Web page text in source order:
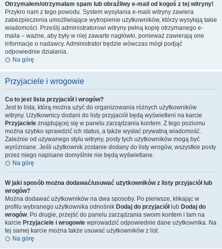
Otrzymałem/otrzymałam spam lub obraźliwy e-mail od kogoś z tej witryny!
Przykro nam z tego powodu. System wysyłania e-maili witryny zawiera
zabezpieczenia umożliwiające wytropienie użytkowników, którzy wysyłają takie
wiadomości. Prześlij administratorowi witryny pełną kopię otrzymanego e-
maila – ważne, aby były w niej zawarte nagłówki, ponieważ zawierają one
informacje o nadawcy. Administrator będzie wówczas mógł podjąć
odpowiednie działania.
Na górę
Przyjaciele i wrogowie
Co to jest lista przyjaciół i wrogów?
Jest to lista, którą można użyć do organizowania różnych użytkowników
witryny. Użytkownicy dodani do listy przyjaciół będą wyświetleni na karcie
Przyjaciele znajdującej się w panelu zarządzania kontem. Z tego poziomu
można szybko sprawdzić ich status, a także wysłać prywatną wiadomość.
Zależnie od używanego stylu witryny, posty tych użytkowników mogą być
wyróżniane. Jeśli użytkownik zostanie dodany do listy wrogów, wszystkie posty
przez niego napisane domyślnie nie będą wyświetlane.
Na górę
W jaki sposób można dodawać/usuwać użytkowników z listy przyjaciół lub
wrogów?
Można dodawać użytkowników na dwa sposoby. Po pierwsze, klikając w
profilu wybranego użytkownika odnośnik Dodaj do przyjaciółlub Dodaj do
wrogów. Po drugie, przejść do panelu zarządzania swoim kontem i tam na
karcie Przyjaciele i wrogowie wprowadzić odpowiednie dane użytkownika. Na
tej samej karcie można także usuwać użytkowników z list.
Na górę